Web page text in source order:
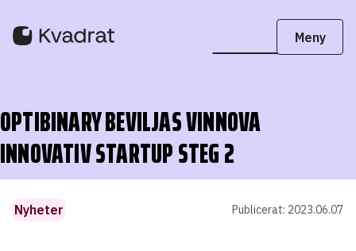
OPTIBINARY BEVILJAS VINNOVA
INNOVATIV STARTUP STEG 2
Nyheter Publicerat: 2023.06.07